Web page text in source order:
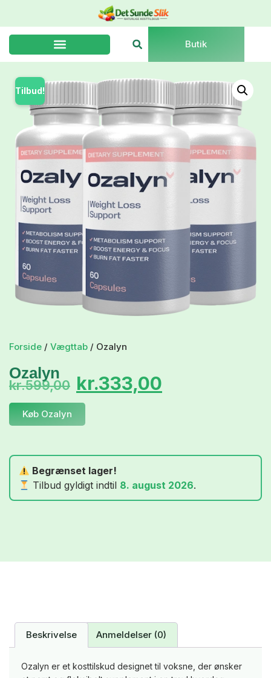
Butik
Tilbud!
Forside / Vægttab / Ozalyn
Ozalyn
kr.599,00 kr.333,00
Køb Ozalyn
Begrænset lager!
Tilbud gyldigt indtil 8. august 2026.
Beskrivelse Anmeldelser (0)
Ozalyn er et kosttilskud designet til voksne, der ønsker